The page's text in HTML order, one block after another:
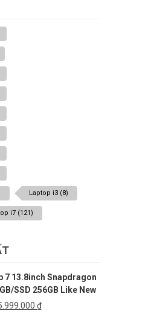
Laptop i3 (8)
i7 (121)
7 13.8inch Snapdragon
SSD 256GB Like New
₫Giá